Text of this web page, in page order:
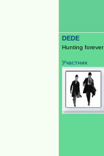
DEDE
Hunting forever
Участник